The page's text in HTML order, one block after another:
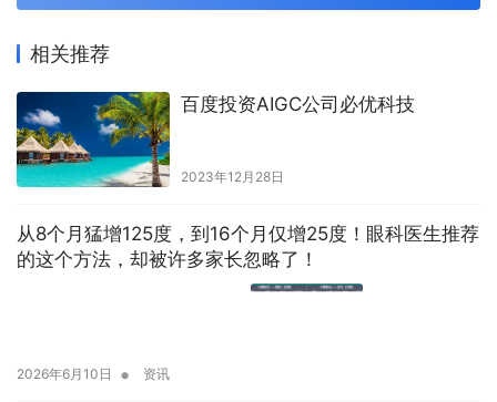
相关推荐
百度投资AIGC公司必优科技
2023年12月28日
从8个月猛增125度，到16个月仅增25度！眼科医生推荐
的这个方法，却被许多家长忽略了！
2026年6月10日 • 资讯